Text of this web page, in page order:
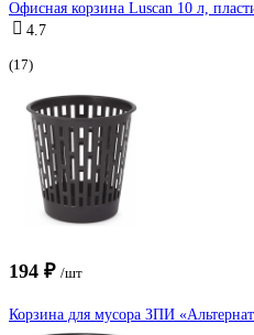
Офисная корзина Luscan 10 л,
4.7
(17)
194 ₽ /шт
Корзина для мусора ЗПИ